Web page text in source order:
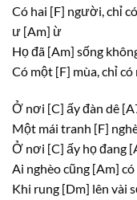
Có hai [F] người, chỉ
ư [Am] ừ
Họ đã [Am] sống
Có một [F] mùa, chỉ
Ở nơi [C] ấy đàn dê
Một mái tranh [F]
Ở nơi [C] ấy họ đang
Ai nghèo cũng [Am] có
Khi rung [Dm] lên vài